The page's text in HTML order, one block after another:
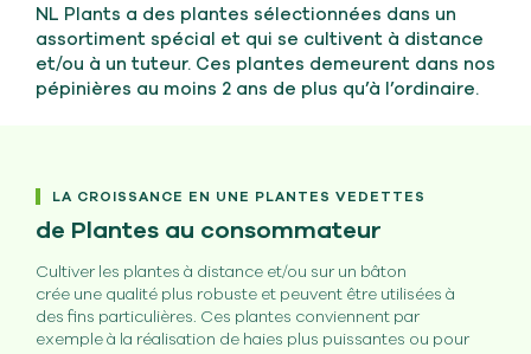
NL Plants a des plantes sélectionnées dans un
assortiment spécial et qui se cultivent à distance
et/ou à un tuteur. Ces plantes demeurent dans nos
pépinières au moins 2 ans de plus qu’à l’ordinaire.
LA CROISSANCE EN UNE PLANTES VEDETTES
de Plantes au consommateur
Cultiver les plantes à distance et/ou sur un bâton
crée une qualité plus robuste et peuvent être utilisées à
des fins particulières. Ces plantes conviennent par
exemple à la réalisation de haies plus puissantes ou pour